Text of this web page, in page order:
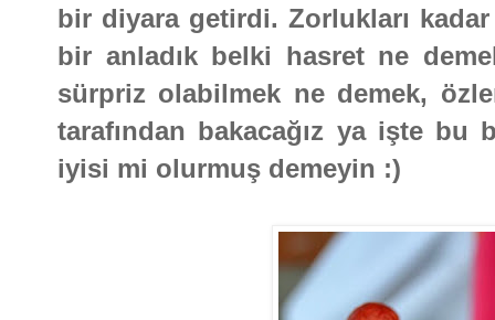
bir diyara getirdi. Zorlukları
bir anladık belki hasret ne
sürpriz olabilmek ne demek,
tarafından bakacağız ya işte bu
iyisi mi olurmuş demeyin :)